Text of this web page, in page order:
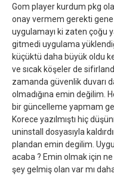
Gom player kurdum pkg
onay vermem gerekti
uygulamayı ki zaten çoğu
gitmedi uygulama
küçüktü daha büyük oldu
ve sıcak köşeler de
zamanda güvenlik duvarı
olmadığına emin değilim.
bir güncelleme yapmam
Korece yazılmıştı hiç
uninstall dosyasıyla
plandan emin degilim.
acaba ? Emin olmak için
şey gelmiş olan var mı